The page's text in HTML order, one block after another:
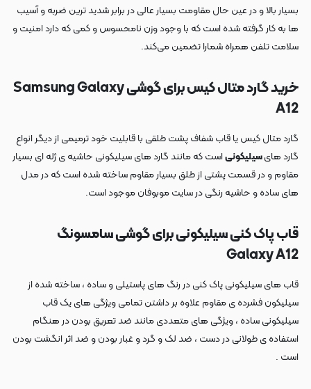
بسیار بالا و در عین حال مقاومت بسیار عالی در برابر شدید ترین ضربه و آسیب
ها به کار گرفته شده است که با وجود وزن نامحسوس و کمی که دارد امنیت و
سلامت تلفن همراه شمارا تضمین می‌کند.
خرید گارد متال کیس برای گوشیSamsung Galaxy
A12
گارد متال کیس یا قاب شفاف پشت طلقی با قابلیت خود ترمیمی از دیگر انواع
گارد هایسیلیکونیاست که مانند گارد های سیلیکونی حاشیه ی ژله ای بسیار
مقاوم و در قسمت پشتی از طلق بسیار مقاوم ساخته شده است که در مدل
های ساده و حاشیه رنگی در سایت موبوفان موجود است.
قاب پاک کنی سیلیکونی برای گوشی سامسونگ
Galaxy A12
قاب های سیلیکونی پاک کنی در رنگ های پاستیلی و ساده ، ساخته شده از
سیلیکون فشرده ی مقاوم علاوه بر داشتن تمامی ویژگی های یک قاب
سیلیکونی ساده ، ویژگی های متعددی مانند ضد تعریق بودن در هنگام
استفاده ی طولانی در دست ، ضد لک و گرد و غبار بودن و ضد اثر انگشت بودن
است .